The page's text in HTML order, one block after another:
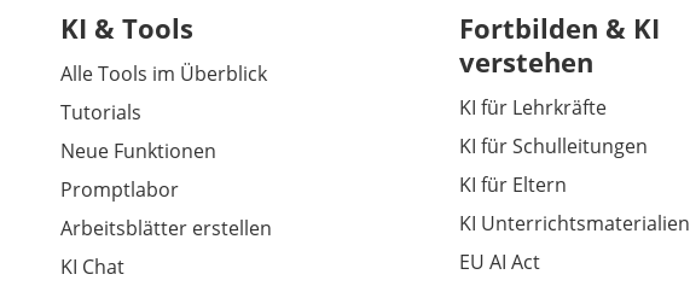
KI & Tools
Alle Tools im Überblick
Tutorials
Neue Funktionen
Promptlabor
Arbeitsblätter erstellen
KI Chat
Fortbilden & KI
verstehen
KI für Lehrkräfte
KI für Schulleitungen
KI für Eltern
KI Unterrichtsmaterialien
EU AI Act